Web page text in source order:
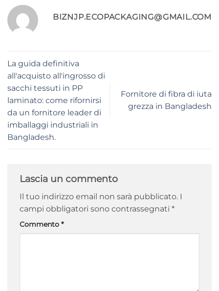
BIZNJP.ECOPACKAGING@GMAIL.COM
La guida definitiva
all'acquisto all'ingrosso di
sacchi tessuti in PP
laminato: come rifornirsi
da un fornitore leader di
imballaggi industriali in
Bangladesh.
Fornitore di fibra di iuta
grezza in Bangladesh
Lascia un commento
Il tuo indirizzo email non sarà pubblicato. I
campi obbligatori sono contrassegnati *
Commento *